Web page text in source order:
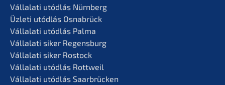
Vállala­ti utódlás Nürnberg
Üzleti utódlás Osnabrück
Vállala­ti utódlás Palma
Vállala­ti siker Regensburg
Vállala­ti siker Rostock
Vállala­ti utódlás Rottweil
Vállala­ti utódlás Saarbrücken